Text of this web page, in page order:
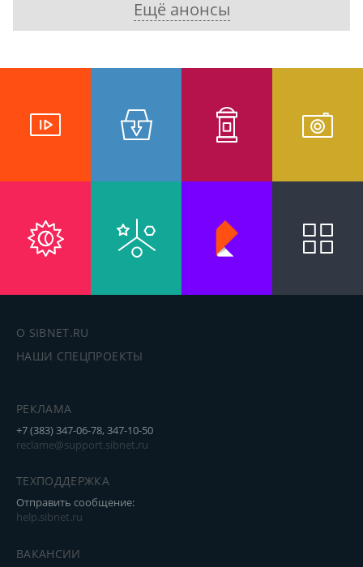
Ещё анонсы
О SIBNET.RU
НАШИ СПЕЦПРОЕКТЫ
РЕКЛАМА
+7 (383) 347-06-78, 347-10-50
reclame@support.sibnet.ru
ТЕХПОДДЕРЖКА
Отправить сообщение:
help.sibnet.ru
ВАКАНСИИ